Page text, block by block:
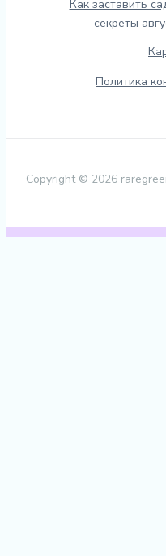
Как заставить
секреты
Политика
Copyright © 2026